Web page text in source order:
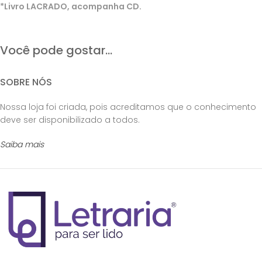
*Livro LACRADO, acompanha CD.
Você pode gostar...
SOBRE NÓS
Nossa loja foi criada, pois acreditamos que o conhecimento
deve ser disponibilizado a todos.
Saiba mais